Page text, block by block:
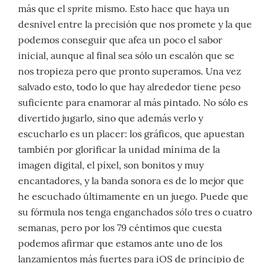
más que el sprite mismo. Esto hace que haya un
desnivel entre la precisión que nos promete y la que
podemos conseguir que afea un poco el sabor
inicial, aunque al final sea sólo un escalón que se
nos tropieza pero que pronto superamos. Una vez
salvado esto, todo lo que hay alrededor tiene peso
suficiente para enamorar al más pintado. No sólo es
divertido jugarlo, sino que además verlo y
escucharlo es un placer: los gráficos, que apuestan
también por glorificar la unidad mínima de la
imagen digital, el píxel, son bonitos y muy
encantadores, y la banda sonora es de lo mejor que
he escuchado últimamente en un juego. Puede que
su fórmula nos tenga enganchados sólo tres o cuatro
semanas, pero por los 79 céntimos que cuesta
podemos afirmar que estamos ante uno de los
lanzamientos más fuertes para iOS de principio de